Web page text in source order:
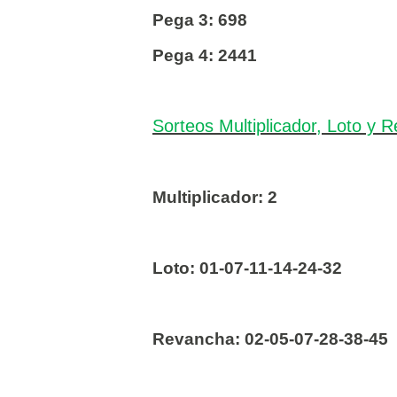
Pega 3: 698
Pega 4: 2441
Sorteos Multiplicador, Loto y
Multiplicador: 2
Loto: 01-07-11-14-24-32
Revancha: 02-05-07-28-38-45